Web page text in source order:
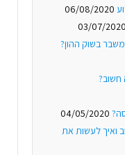
06/08/2020
03/07/2020
בשוק ההון?
חשוב?
04/05/2020
ואיך לעשות את